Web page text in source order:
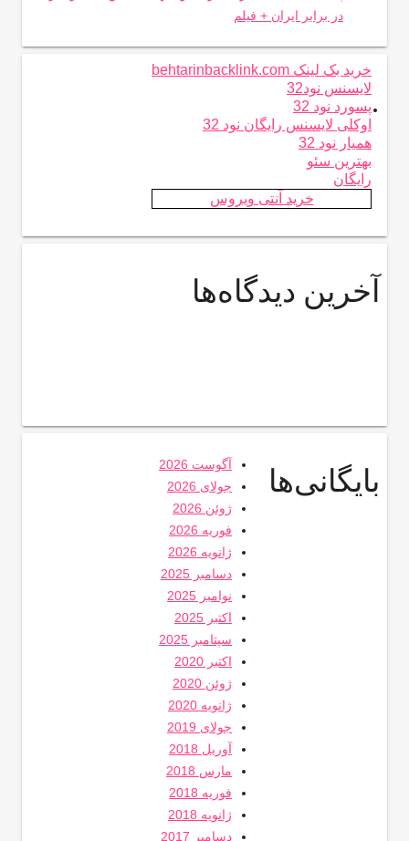
در برابر ایران + فیلم
.
خرید بک لینک behtarinbacklink.com
لایسنس نود32
پسورد نود 32
اوکلی لایسنس رایگان نود 32
همیار نود 32
بهترین سئو
رایگان
خرید آنتی ویروس
آخرین دیدگاه‌ها
بایگانی‌ها
آگوست 2026
جولای 2026
ژوئن 2026
فوریه 2026
ژانویه 2026
دسامبر 2025
نوامبر 2025
اکتبر 2025
سپتامبر 2025
اکتبر 2020
ژوئن 2020
ژانویه 2020
جولای 2019
آوریل 2018
مارس 2018
فوریه 2018
ژانویه 2018
دسامبر 2017